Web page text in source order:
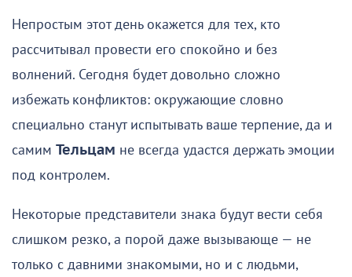
Непростым этот день окажется для тех, кто
рассчитывал провести его спокойно и без
волнений. Сегодня будет довольно сложно
избежать конфликтов: окружающие словно
специально станут испытывать ваше терпение, да и
самим Тельцам не всегда удастся держать эмоции
под контролем.
Некоторые представители знака будут вести себя
слишком резко, а порой даже вызывающе — не
только с давними знакомыми, но и с людьми,